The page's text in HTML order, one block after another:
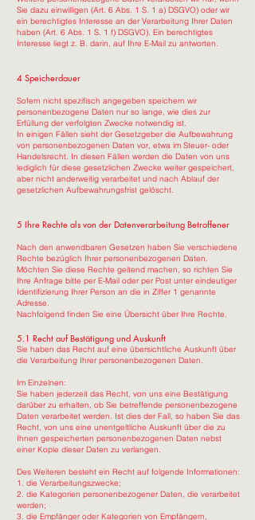
Sie dazu einwilligen (Art. 6 Abs. 1 S. 1 a) DSGVO) oder wir
ein berechtigtes Interesse an der Verarbeitung Ihrer Daten
haben (Art. 6 Abs. 1 S. 1 f) DSGVO). Ein berechtigtes
Interesse liegt z. B. darin, auf Ihre E-Mail zu antworten.
4 Speicherdauer
Sofern nicht spezifisch angegeben speichern wir
personenbezogene Daten nur so lange, wie dies zur
Erfüllung der verfolgten Zwecke notwendig ist.
In einigen Fällen sieht der Gesetzgeber die Aufbewahrung
von personenbezogenen Daten vor, etwa im Steuer- oder
Handelsrecht. In diesen Fällen werden die Daten von uns
lediglich für diese gesetzlichen Zwecke weiter gespeichert,
aber nicht anderweitig verarbeitet und nach Ablauf der
gesetzlichen Aufbewahrungsfrist gelöscht.
5 Ihre Rechte als von der Datenverarbeitung Betroffener
Nach den anwendbaren Gesetzen haben Sie verschiedene
Rechte bezüglich Ihrer personenbezogenen Daten.
Möchten Sie diese Rechte geltend machen, so richten Sie
Ihre Anfrage bitte per E-Mail oder per Post unter eindeutiger
Identifizierung Ihrer Person an die in Ziffer 1 genannte
Adresse.
Nachfolgend finden Sie eine Übersicht über Ihre Rechte.
5.1 Recht auf Bestätigung und Auskunft
Sie haben das Recht auf eine übersichtliche Auskunft über
die Verarbeitung Ihrer personenbezogenen Daten.
Im Einzelnen:
Sie haben jederzeit das Recht, von uns eine Bestätigung
darüber zu erhalten, ob Sie betreffende personenbezogene
Daten verarbeitet werden. Ist dies der Fall, so haben Sie das
Recht, von uns eine unentgeltliche Auskunft über die zu
Ihnen gespeicherten personenbezogenen Daten nebst
einer Kopie dieser Daten zu verlangen.
Des Weiteren besteht ein Recht auf folgende Informationen:
1. die Verarbeitungszwecke;
2. die Kategorien personenbezogener Daten, die verarbeitet
werden;
3. die Empfänger oder Kategorien von Empfängern,